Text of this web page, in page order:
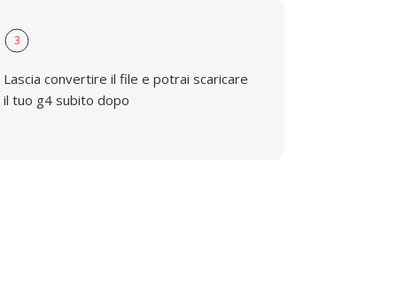
3
Lascia convertire il file e potrai scaricare
il tuo g4 subito dopo